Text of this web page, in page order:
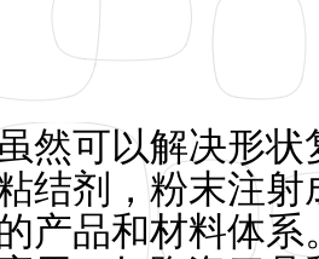
可以解决形状
结剂，粉末注
产品和材料体